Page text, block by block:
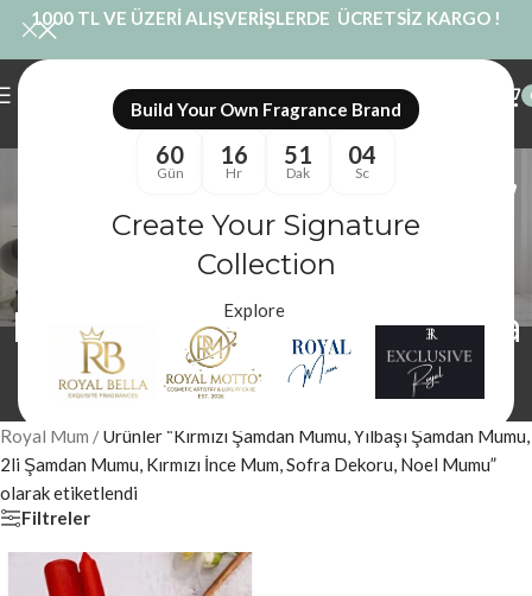
Build Your Own Fragrance Brand
60
Gün
16
Hr
51
Dak
04
Sc
Create Your Signature
Collection
Explore
1000 TL VE ÜZERİ ALIŞVERİŞLERDE ÜCRETSİZ KARGO !
Kırmızı Şamdan Mumu,
Yılbaşı Şamdan Mumu,
2li Şamdan Mumu,
Kırmızı İnce Mum, Sofra
Dekoru, Noel Mumu
Royal Mum / Ürünler “Kırmızı Şamdan Mumu, Yılbaşı Şamdan Mumu,
2li Şamdan Mumu, Kırmızı İnce Mum, Sofra Dekoru, Noel Mumu”
olarak etiketlendi
Filtreler